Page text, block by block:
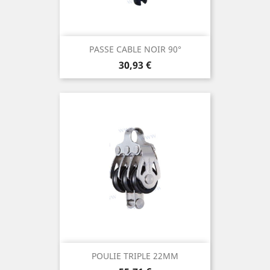
PASSE CABLE NOIR 90°
Prix
30,93 €
POULIE TRIPLE 22MM